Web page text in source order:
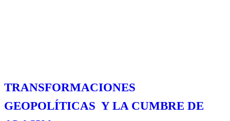
TRANSFORMACIONES
GEOPOLÍTICAS Y LA CUMBRE DE